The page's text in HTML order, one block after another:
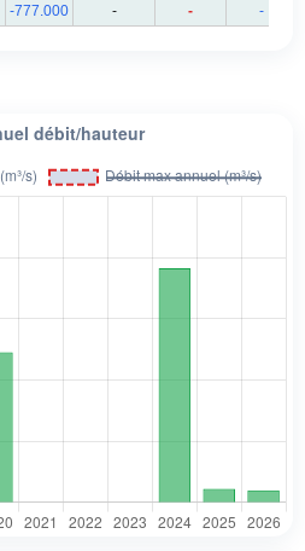
-777.000 - - -